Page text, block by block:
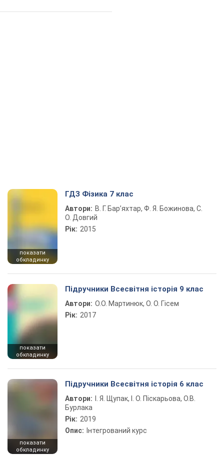
показати
обкладинку
ГДЗ Фізика 7 клас
Автори: В. Г. Бар’яхтар, Ф. Я. Божинова, С.
О. Довгий
Рік: 2015
показати
обкладинку
Підручники Всесвітня історія 9 клас
Автори: О.О. Мартинюк, О. О. Гісем
Рік: 2017
показати
обкладинку
Підручники Всесвітня історія 6 клас
Автори:
І. Я. Щупак, І. О. Піскарьова, О.В.
Бурлака
Рік: 2019
Опис: Інтегрований курс